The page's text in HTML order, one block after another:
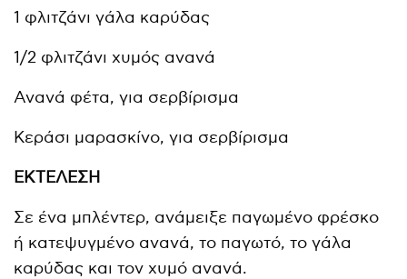
1 φλιτζάνι γάλα καρύδας
1/2 φλιτζάνι χυμός ανανά
Ανανά φέτα, για σερβίρισμα
Κεράσι μαρασκίνο, για σερβίρισμα
ΕΚΤΕΛΕΣΗ
Σε ένα μπλέντερ, ανάμειξε παγωμένο φρέσκο
ή κατεψυγμένο ανανά, το παγωτό, το γάλα
καρύδας και τον χυμό ανανά.